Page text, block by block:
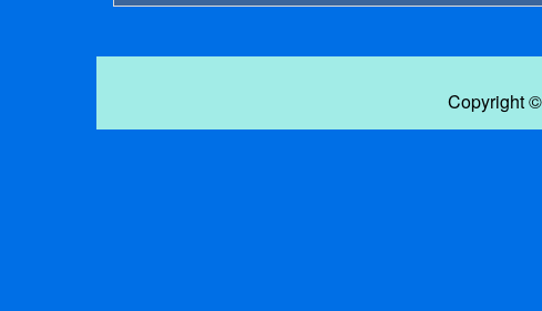
Copyright